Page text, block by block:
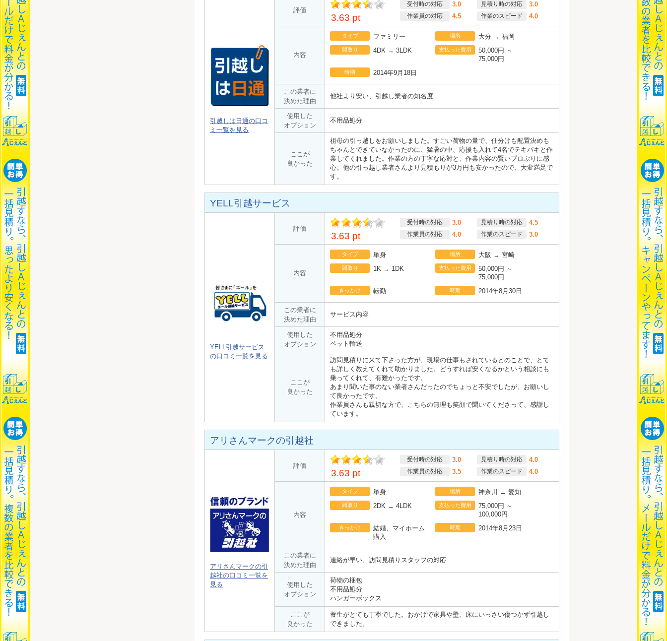
引越しは日通の口コ
ミ一覧を見る
評価
ポ
イント
3.63 pt
受付時の対応 3.0 見積り時の対応 3.0
作業員の対応 4.5 作業のスピード 4.0
内容
タイプ ファミリー 場所 大分 → 福岡
間取り 4DK → 3LDK 支払った費用
50,000円 ～
75,000円
時期 2014年9月18日
この業者に
決めた理由
他社より安い、引越し業者の知名度
使用した
オプション
不用品処分
ここが
良かった
祖母の引っ越しをお願いしました。すごい荷物の量で、仕分けも配置決めも
ちゃんとできていなかったのに、猛暑の中、応援も入れて4名でテキパキと作
業してくれました。作業の方の丁寧な応対と、作業内容の賢いプロぶりに感
心。他の引っ越し業者さんより見積もりが3万円も安かったので、大変満足で
す。
YELL引越サービス
YELL引越サービス
の口コミ一覧を見る
評価
ポ
イント
3.63 pt
受付時の対応 3.0 見積り時の対応 4.5
作業員の対応 4.0 作業のスピード 3.0
内容
タイプ 単身 場所 大阪 → 宮崎
間取り 1K → 1DK 支払った費用
50,000円 ～
75,000円
きっかけ 転勤 時期 2014年8月30日
この業者に
決めた理由
サービス内容
使用した
オプション
不用品処分
ペット輸送
ここが
良かった
訪問見積りに来て下さった方が、現場の仕事もされているとのことで、とて
も詳しく教えてくれて助かりました。どうすれば安くなるかという相談にも
乗ってくれて、有難かったです。
あまり聞いた事のない業者さんだったのでちょっと不安でしたが、お願いし
て良かったです。
作業員さんも親切な方で、こちらの無理も笑顔で聞いてくださって、感謝し
ています。
アリさんマークの引越社
アリさんマークの引
越社の口コミ一覧を
見る
評価
ポ
イント
3.63 pt
受付時の対応 3.0 見積り時の対応 4.0
作業員の対応 3.5 作業のスピード 4.0
内容
タイプ 単身 場所 神奈川 → 愛知
間取り 2DK → 4LDK 支払った費用
75,000円 ～
100,000円
きっかけ
結婚、マイホーム
購入
時期 2014年8月23日
この業者に
決めた理由
連絡が早い、訪問見積りスタッフの対応
使用した
オプション
荷物の梱包
不用品処分
ハンガーボックス
ここが
良かった
養生がとても丁寧でした。おかげで家具や壁、床にいっさい傷つかず引越し
できました。